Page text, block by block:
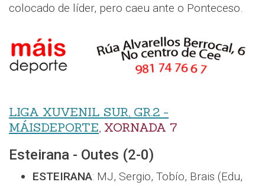
colocado de líder, pero caeu ante o Ponteceso.
LIGA XUVENIL SUR, GR.2 -
MÁISDEPORTE, XORNADA 7
Esteirana - Outes (2-0)
ESTEIRANA: MJ, Sergio, Tobío, Brais (Edu,